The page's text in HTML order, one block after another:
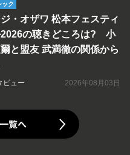
ック
・オザワ 松本フェスティ
の聴きどころは? 小
と盟友 武満徹の関係から
ビュー 2026年08月03日
覧へ